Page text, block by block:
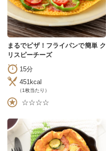
まるでピザ！フライパンで簡単 ク
リスピーチーズ
15分
451kcal
（1枚当たり）
☆☆☆☆